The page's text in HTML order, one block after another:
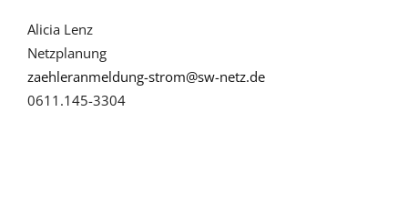
Alicia Lenz
Netzplanung
zaehleranmeldung-strom@sw-netz.de
0611.145-3304